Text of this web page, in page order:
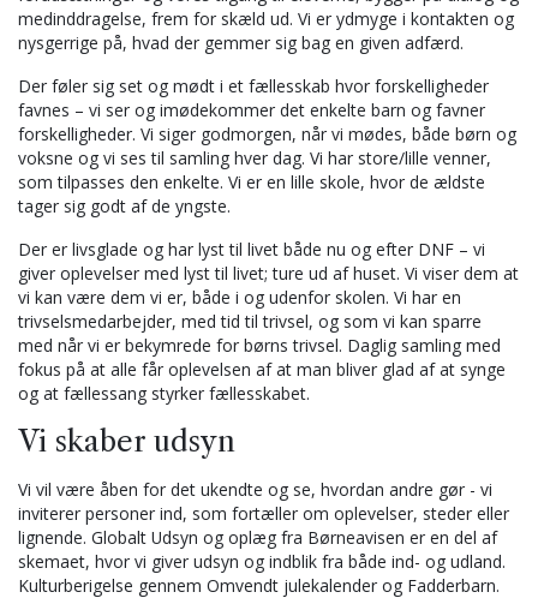
medinddragelse, frem for skæld ud. Vi er ydmyge i kontakten og
nysgerrige på, hvad der gemmer sig bag en given adfærd.
Der føler sig set og mødt i et fællesskab hvor forskelligheder
favnes – vi ser og imødekommer det enkelte barn og favner
forskelligheder. Vi siger godmorgen, når vi mødes, både børn og
voksne og vi ses til samling hver dag. Vi har store/lille venner,
som tilpasses den enkelte. Vi er en lille skole, hvor de ældste
tager sig godt af de yngste.
Der er livsglade og har lyst til livet både nu og efter DNF – vi
giver oplevelser med lyst til livet; ture ud af huset. Vi viser dem at
vi kan være dem vi er, både i og udenfor skolen. Vi har en
trivselsmedarbejder, med tid til trivsel, og som vi kan sparre
med når vi er bekymrede for børns trivsel. Daglig samling med
fokus på at alle får oplevelsen af at man bliver glad af at synge
og at fællessang styrker fællesskabet.
Vi skaber udsyn
Vi vil være åben for det ukendte og se, hvordan andre gør - vi
inviterer personer ind, som fortæller om oplevelser, steder eller
lignende. Globalt Udsyn og oplæg fra Børneavisen er en del af
skemaet, hvor vi giver udsyn og indblik fra både ind- og udland.
Kulturberigelse gennem Omvendt julekalender og Fadderbarn.